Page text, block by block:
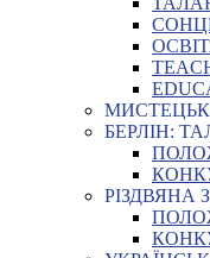
БЕРЛІН:
РІЗДВЯНА